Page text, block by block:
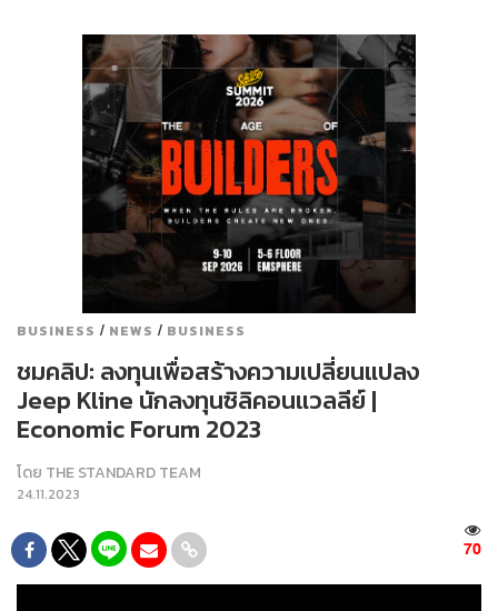
BUSINESS / NEWS / BUSINESS
ชมคลิป: ลงทุนเพื่อสร้างความเปลี่ยนแปลง
Jeep Kline นักลงทุนซิลิคอนแวลลีย์ |
Economic Forum 2023
โดย THE STANDARD TEAM
24.11.2023
70